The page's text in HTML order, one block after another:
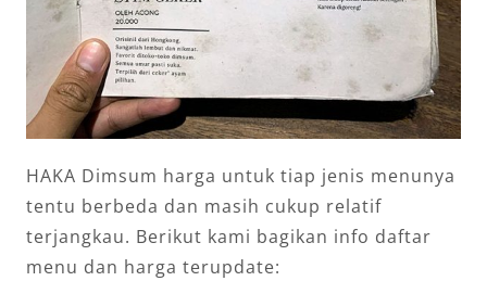
HAKA Dimsum harga untuk tiap jenis menunya
tentu berbeda dan masih cukup relatif
terjangkau. Berikut kami bagikan info daftar
menu dan harga terupdate: